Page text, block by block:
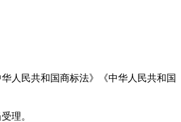
人民共和国商标法》《中华人民共和国
理。